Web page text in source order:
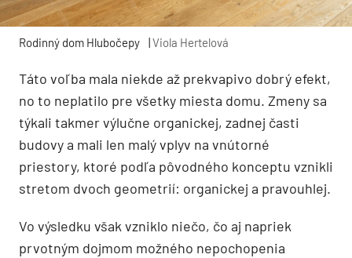
Rodinný dom Hlubočepy Viola Hertelová
Táto voľba mala niekde až prekvapivo dobrý efekt,
no to neplatilo pre všetky miesta domu. Zmeny sa
týkali takmer výlučne organickej, zadnej časti
budovy a mali len malý vplyv na vnútorné
priestory, ktoré podľa pôvodného konceptu vznikli
stretom dvoch geometrií: organickej a pravouhlej.
Vo výsledku však vzniklo niečo, čo aj napriek
prvotným dojmom možného nepochopenia